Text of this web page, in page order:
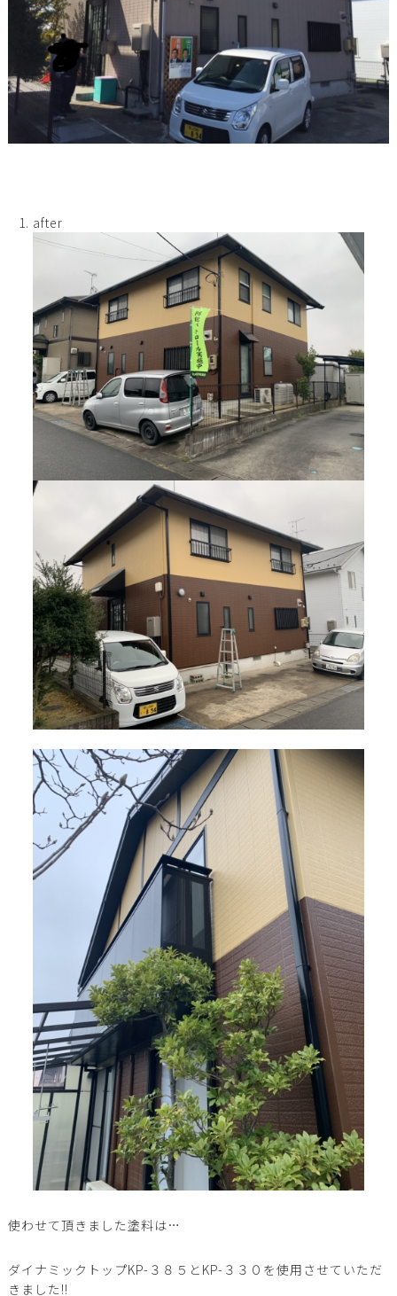
after
使わせて頂きました塗料は…
ダイナミックトップKP-３８５とKP-３３０を使用させていただ
きました!!